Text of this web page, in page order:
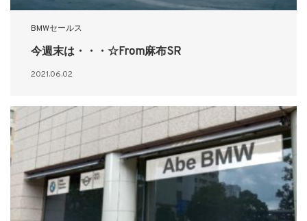
BMWセールス
今週末は・・・☆From麻布SR
2021.06.02